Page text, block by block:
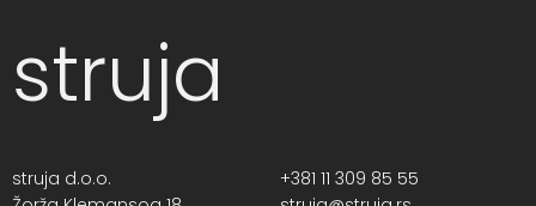
struja
struja d.o.o.
+381 11 309 85 55